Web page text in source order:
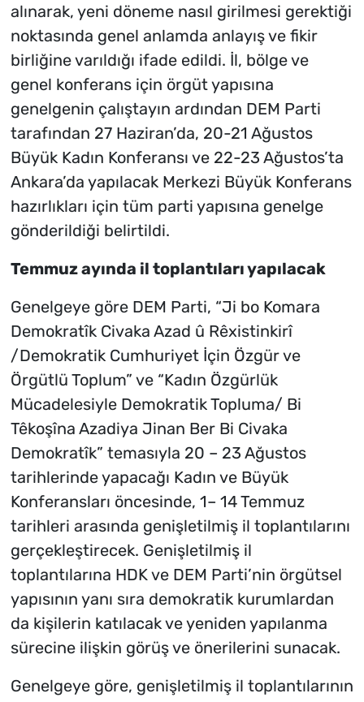
alınarak, yeni döneme nasıl girilmesi gerektiği
noktasında genel anlamda anlayış ve fikir
birliğine varıldığı ifade edildi. İl, bölge ve
genel konferans için örgüt yapısına
genelgenin çalıştayın ardından DEM Parti
tarafından 27 Haziran’da, 20-21 Ağustos
Büyük Kadın Konferansı ve 22-23 Ağustos’ta
Ankara’da yapılacak Merkezi Büyük Konferans
hazırlıkları için tüm parti yapısına genelge
gönderildiği belirtildi.
Temmuz ayında il toplantıları yapılacak
Genelgeye göre DEM Parti, “Ji bo Komara
Demokratîk Civaka Azad û Rêxistinkirî
/Demokratik Cumhuriyet İçin Özgür ve
Örgütlü Toplum” ve “Kadın Özgürlük
Mücadelesiyle Demokratik Topluma/ Bi
Têkoşîna Azadiya Jinan Ber Bi Civaka
Demokratîk” temasıyla 20 – 23 Ağustos
tarihlerinde yapacağı Kadın ve Büyük
Konferansları öncesinde, 1– 14 Temmuz
tarihleri arasında genişletilmiş il toplantılarını
gerçekleştirecek. Genişletilmiş il
toplantılarına HDK ve DEM Parti’nin örgütsel
yapısının yanı sıra demokratik kurumlardan
da kişilerin katılacak ve yeniden yapılanma
sürecine ilişkin görüş ve önerilerini sunacak.
Genelgeye göre, genişletilmiş il toplantılarının